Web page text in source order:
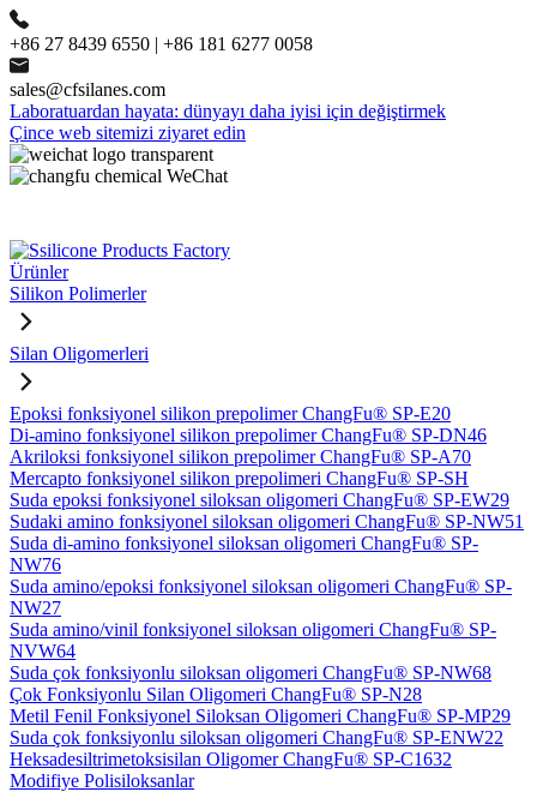
+86 27 8439 6550 | +86 181 6277 0058
sales@cfsilanes.com
Laboratuardan hayata: dünyayı daha iyisi için değiştirmek
Çince web sitemizi ziyaret edin
Ürünler
Silikon Polimerler
Silan Oligomerleri
Epoksi fonksiyonel silikon prepolimer ChangFu® SP-E20
Di-amino fonksiyonel silikon prepolimer ChangFu® SP-DN46
Akriloksi fonksiyonel silikon prepolimer ChangFu® SP-A70
Mercapto fonksiyonel silikon prepolimeri ChangFu® SP-SH
Suda epoksi fonksiyonel siloksan oligomeri ChangFu® SP-EW29
Sudaki amino fonksiyonel siloksan oligomeri ChangFu® SP-NW51
Suda di-amino fonksiyonel siloksan oligomeri ChangFu® SP-
NW76
Suda amino/epoksi fonksiyonel siloksan oligomeri ChangFu® SP-
NW27
Suda amino/vinil fonksiyonel siloksan oligomeri ChangFu® SP-
NVW64
Suda çok fonksiyonlu siloksan oligomeri ChangFu® SP-NW68
Çok Fonksiyonlu Silan Oligomeri ChangFu® SP-N28
Metil Fenil Fonksiyonel Siloksan Oligomeri ChangFu® SP-MP29
Suda çok fonksiyonlu siloksan oligomeri ChangFu® SP-ENW22
Heksadesiltrimetoksisilan Oligomer ChangFu® SP-C1632
Modifiye Polisiloksanlar